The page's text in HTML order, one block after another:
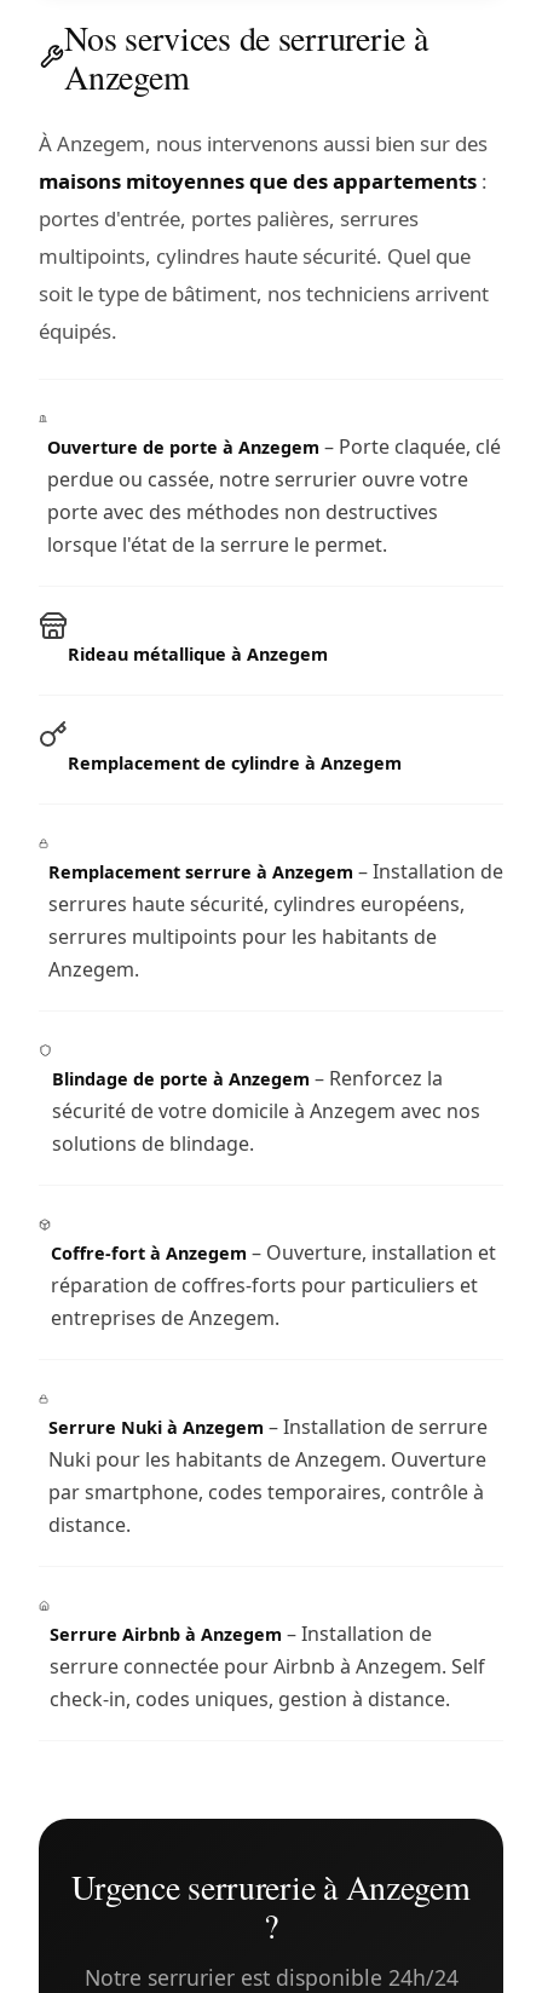
Nos services de serrurerie à
Anzegem
À Anzegem, nous intervenons aussi bien sur des
maisons mitoyennes que des appartements :
portes d'entrée, portes palières, serrures
multipoints, cylindres haute sécurité. Quel que
soit le type de bâtiment, nos techniciens arrivent
équipés.
Ouverture de porte à Anzegem – Porte claquée, clé
perdue ou cassée, notre serrurier ouvre votre
porte avec des méthodes non destructives
lorsque l'état de la serrure le permet.
Rideau métallique à Anzegem
Remplacement de cylindre à Anzegem
Remplacement serrure à Anzegem – Installation de
serrures haute sécurité, cylindres européens,
serrures multipoints pour les habitants de
Anzegem.
Blindage de porte à Anzegem – Renforcez la
sécurité de votre domicile à Anzegem avec nos
solutions de blindage.
Coffre-fort à Anzegem – Ouverture, installation et
réparation de coffres-forts pour particuliers et
entreprises de Anzegem.
Serrure Nuki à Anzegem – Installation de serrure
Nuki pour les habitants de Anzegem. Ouverture
par smartphone, codes temporaires, contrôle à
distance.
Serrure Airbnb à Anzegem – Installation de
serrure connectée pour Airbnb à Anzegem. Self
check-in, codes uniques, gestion à distance.
Urgence serrurerie à Anzegem
?
Notre serrurier est disponible 24h/24